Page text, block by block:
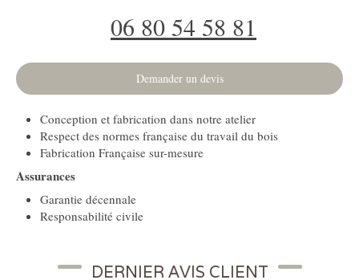
06 80 54 58 81
Demander un devis
Conception et fabrication dans notre atelier
Respect des normes française du travail du bois
Fabrication Française sur-mesure
Assurances
Garantie décennale
Responsabilité civile
DERNIER AVIS CLIENT